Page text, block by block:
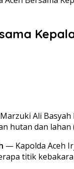
Ali
hutan dan lahan
— Kapolda Aceh
titik